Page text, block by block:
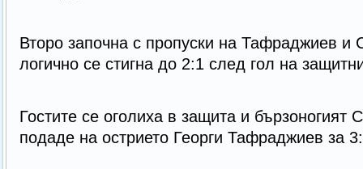
Второ започна с пропуски на Тафраджиев
логично се стигна до 2:1 след гол на
Гостите се оголиха в защита и бързоногият
подаде на острието Георги Тафраджиев за